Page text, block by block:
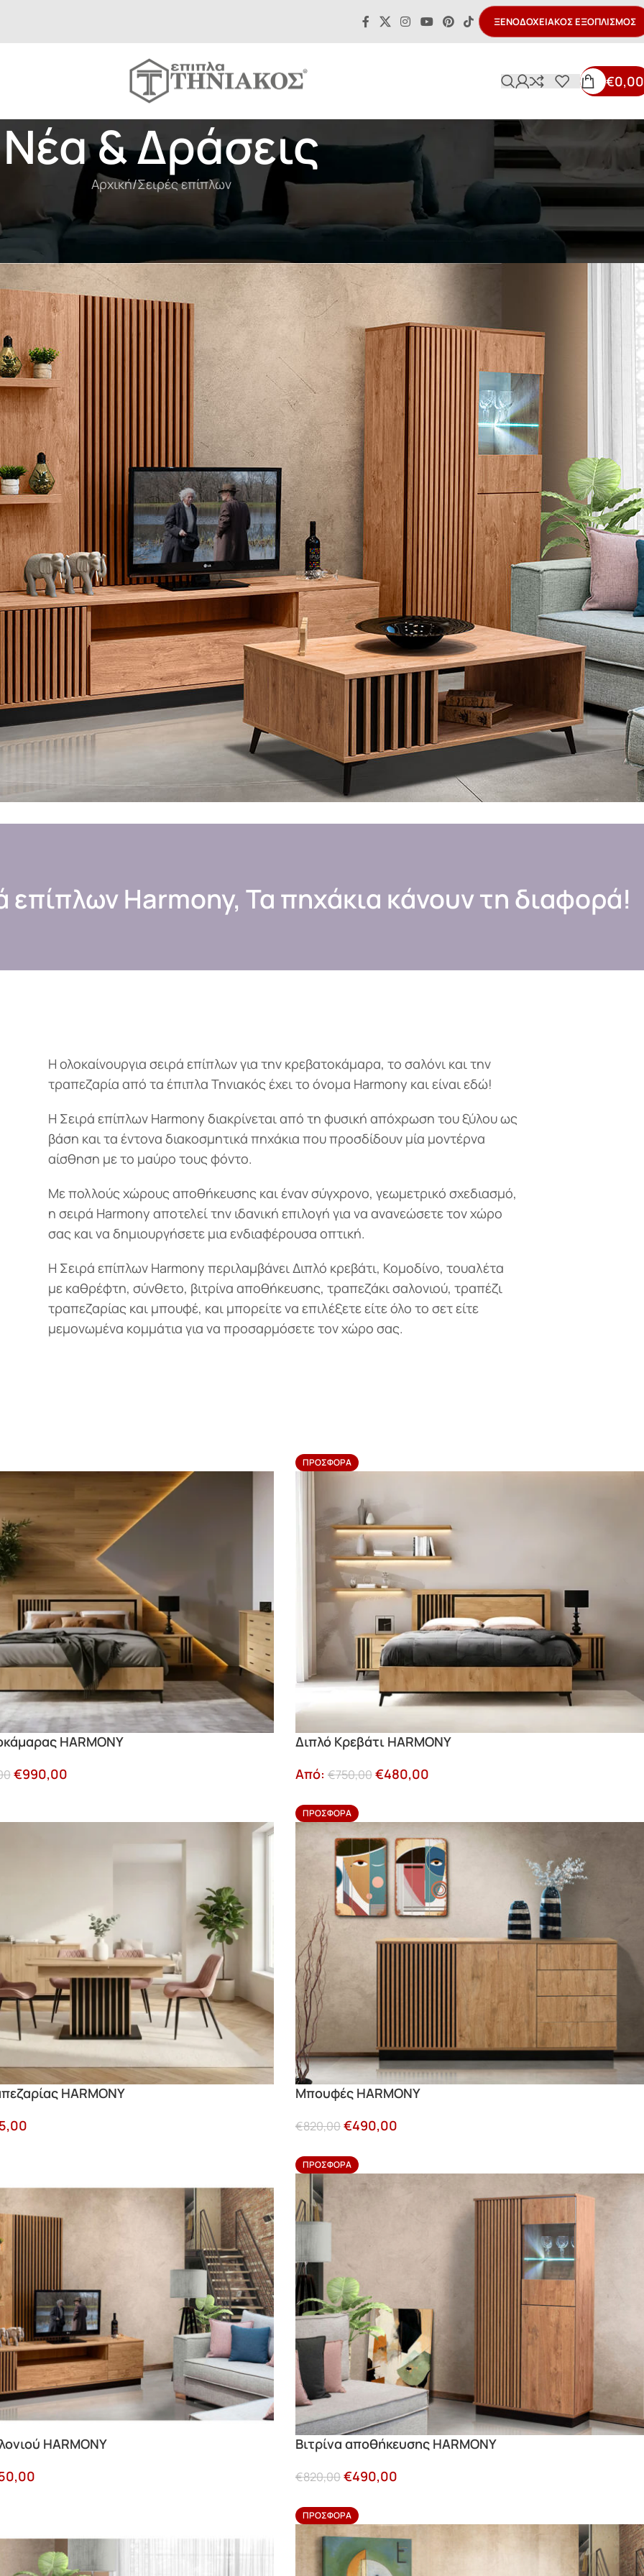
ΞΕΝΟΔΟΧΕΙΑΚΌΣ ΕΞΟΠΛΙΣΜΌΣ
€0,00
Νέα & Δράσεις
Αρχική Σειρές επίπλων
ΣΕΙΡΈΣ ΕΠΊΠΛΩΝ
Σειρά επίπλων Harmony
επίπλων Harmony, Τα πηχάκια κάνουν τη διαφορά!
Η ολοκαίνουργια σειρά επίπλων για την κρεβατοκάμαρα, το σαλόνι και την
τραπεζαρία από τα έπιπλα Τηνιακός έχει το όνομα Harmony και είναι εδώ!
Η Σειρά επίπλων Harmony διακρίνεται από τη φυσική απόχρωση του ξύλου ως
βάση και τα έντονα διακοσμητικά πηχάκια που προσδίδουν μία μοντέρνα
αίσθηση με το μαύρο τους φόντο.
Με πολλούς χώρους αποθήκευσης και έναν σύγχρονο, γεωμετρικό σχεδιασμό,
η σειρά Harmony αποτελεί την ιδανική επιλογή για να ανανεώσετε τον χώρο
σας και να δημιουργήσετε μια ενδιαφέρουσα οπτική.
Η Σειρά επίπλων Harmony περιλαμβάνει Διπλό κρεβάτι, Κομοδίνο, τουαλέτα
με καθρέφτη, σύνθετο, βιτρίνα αποθήκευσης, τραπεζάκι σαλονιού, τραπέζι
τραπεζαρίας και μπουφέ, και μπορείτε να επιλέξετε είτε όλο το σετ είτε
μεμονωμένα κομμάτια για να προσαρμόσετε τον χώρο σας.
HARMONY
€990,00
ΠΡΟΣΦΟΡΆ
Διπλό Κρεβάτι HARMONY
Από: €750,00€480,00
HARMONY
ΠΡΟΣΦΟΡΆ
Μπουφές HARMONY
€820,00€490,00
HARMONY
ΠΡΟΣΦΟΡΆ
Βιτρίνα αποθήκευσης HARMONY
€820,00€490,00
ΠΡΟΣΦΟΡΆ